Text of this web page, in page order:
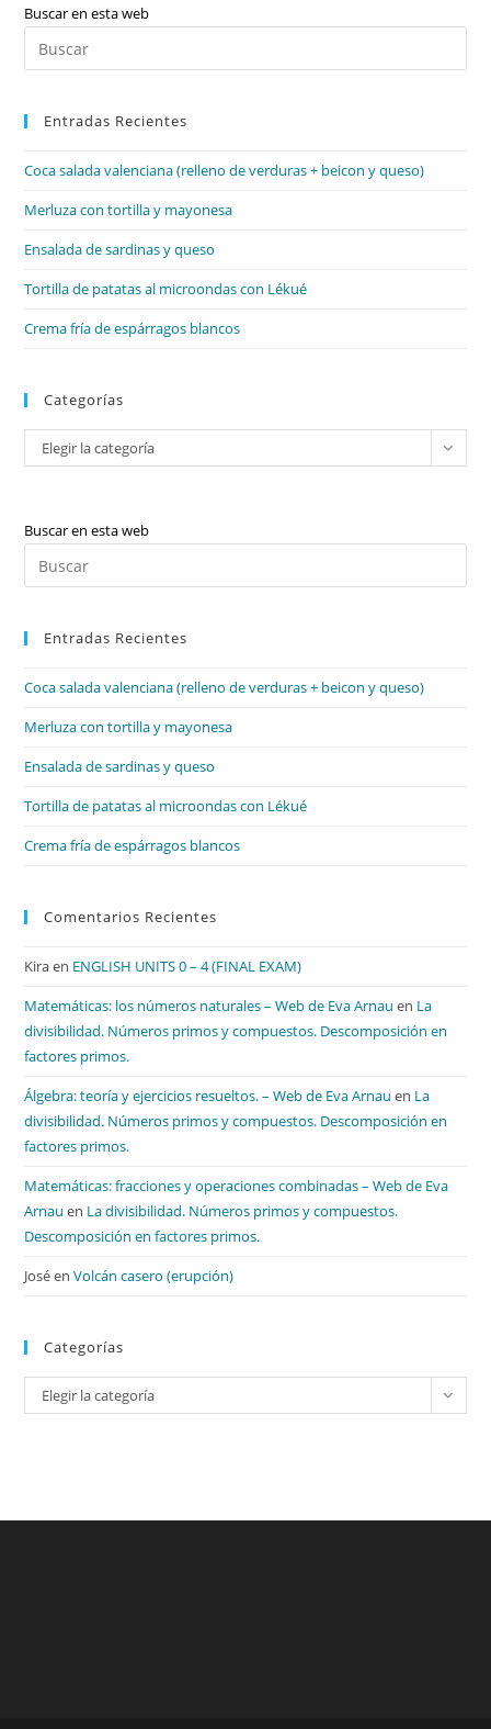
Buscar en esta web
Entradas Recientes
Coca salada valenciana (relleno de verduras + beicon y queso)
Merluza con tortilla y mayonesa
Ensalada de sardinas y queso
Tortilla de patatas al microondas con Lékué
Crema fría de espárragos blancos
Categorías
Categorías
Elegir la categoría
Buscar en esta web
Entradas Recientes
Coca salada valenciana (relleno de verduras + beicon y queso)
Merluza con tortilla y mayonesa
Ensalada de sardinas y queso
Tortilla de patatas al microondas con Lékué
Crema fría de espárragos blancos
Comentarios Recientes
Kiraen ENGLISH UNITS 0 – 4 (FINAL EXAM)
Matemáticas: los números naturales – Web de Eva Arnau en La
divisibilidad. Números primos y compuestos. Descomposición en
factores primos.
Álgebra: teoría y ejercicios resueltos. – Web de Eva Arnau en La
divisibilidad. Números primos y compuestos. Descomposición en
factores primos.
Matemáticas: fracciones y operaciones combinadas – Web de Eva
Arnau en La divisibilidad. Números primos y compuestos.
Descomposición en factores primos.
JoséenVolcán casero (erupción)
Categorías
Categorías
Elegir la categoría